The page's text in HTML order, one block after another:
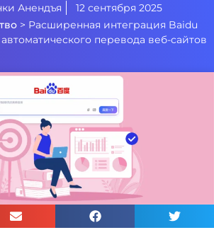
Анендъя
12 сентября 2025
> Расширенная интеграция Baidu
перевода веб-сайтов